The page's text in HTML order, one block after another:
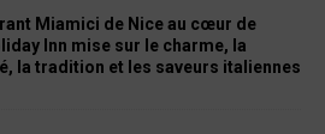
Miamici de Nice au cœur de
Inn mise sur le charme, la
la tradition et les saveurs italiennes